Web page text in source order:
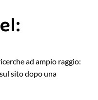
ad ampio raggio:
sito dopo una